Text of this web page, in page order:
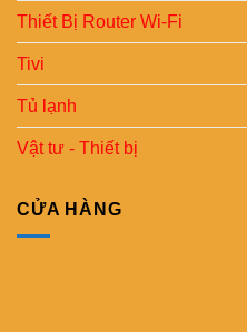
Thiết Bị Router Wi-Fi
Tivi
Tủ lạnh
Vật tư - Thiết bị
CỬA HÀNG